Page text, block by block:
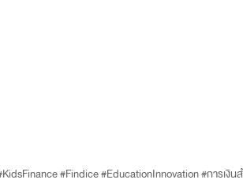
#Findice #EducationInnovation #การเงิน